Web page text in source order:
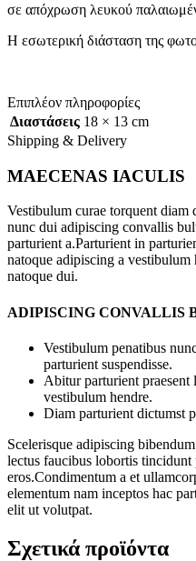
σε απόχρωση λευκού
Η εσωτερική διάσταση της
Επιπλέον πληροφορίες
Διαστάσεις 18 × 13 cm
Shipping & Delivery
MAECENAS IACULIS
Vestibulum curae torquent diam
nunc dui adipiscing convallis
parturient a.Parturient in
natoque adipiscing a vestibulum
natoque dui.
ADIPISCING CONVALLIS
Vestibulum penatibus
parturient suspendisse.
Abitur parturient praesent
vestibulum hendre.
Diam parturient dictumst
Scelerisque adipiscing
lectus faucibus lobortis tincidunt
eros.Condimentum a et
elementum nam inceptos hac
elit ut volutpat.
Σχετικά προϊόντα